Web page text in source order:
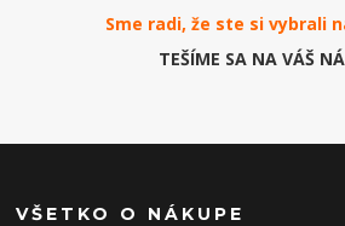
Sme radi, že ste si vybrali
TEŠÍME SA NA VÁŠ
VŠETKO O NÁKUPE